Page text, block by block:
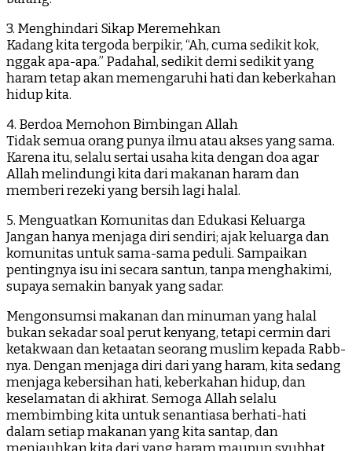
3. Menghindari Sikap Meremehkan
Kadang kita tergoda berpikir, “Ah, cuma sedikit kok,
nggak apa-apa.” Padahal, sedikit demi sedikit yang
haram tetap akan memengaruhi hati dan keberkahan
hidup kita.
4. Berdoa Memohon Bimbingan Allah
Tidak semua orang punya ilmu atau akses yang sama.
Karena itu, selalu sertai usaha kita dengan doa agar
Allah melindungi kita dari makanan haram dan
memberi rezeki yang bersih lagi halal.
5. Menguatkan Komunitas dan Edukasi Keluarga
Jangan hanya menjaga diri sendiri; ajak keluarga dan
komunitas untuk sama-sama peduli. Sampaikan
pentingnya isu ini secara santun, tanpa menghakimi,
supaya semakin banyak yang sadar.
Mengonsumsi makanan dan minuman yang halal
bukan sekadar soal perut kenyang, tetapi cermin dari
ketakwaan dan ketaatan seorang muslim kepada Rabb-
nya. Dengan menjaga diri dari yang haram, kita sedang
menjaga kebersihan hati, keberkahan hidup, dan
keselamatan di akhirat. Semoga Allah selalu
membimbing kita untuk senantiasa berhati-hati
dalam setiap makanan yang kita santap, dan